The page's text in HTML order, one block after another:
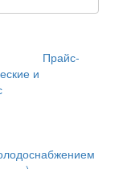
Прайс-
и